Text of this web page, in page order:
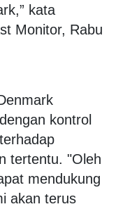
kata
Monitor, Rabu
kontrol
tertentu. "Oleh
mendukung
akan terus